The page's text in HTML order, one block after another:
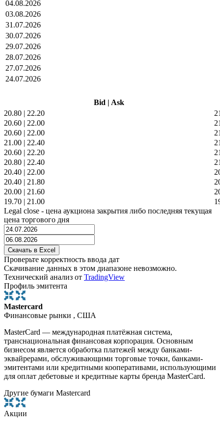
04.08.2026
03.08.2026
31.07.2026
30.07.2026
29.07.2026
28.07.2026
27.07.2026
24.07.2026
Bid | Ask
20.80 | 22.20
20.60 | 22.00
20.60 | 22.00
21.00 | 22.40
20.60 | 22.20
20.80 | 22.40
20.40 | 22.00
20.40 | 21.80
20.00 | 21.60
19.70 | 21.00
Legal close - цена аукциона закрытия либо последняя текущая
цена торгового дня
Проверьте корректность ввода дат
Скачивание данных в этом диапазоне невозможно.
Технический анализ от TradingView
Профиль эмитента
Mastercard
Финансовые рынки , США
MasterCard — международная платёжная система,
транснациональная финансовая корпорация. Основным
бизнесом является обработка платежей между банками-
эквайрерами, обслуживающими торговые точки, банками-
эмитентами или кредитными кооперативами, использующими
для оплат дебетовые и кредитные карты бренда MasterCard.
Другие бумаги Mastercard
Акции